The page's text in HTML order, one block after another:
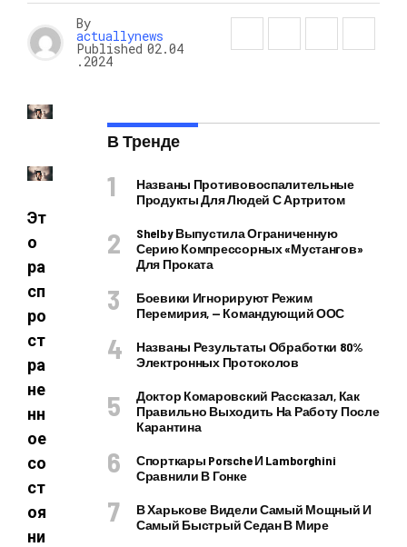
By
actuallynews
Published 02.04
.2024
Эт
о
ра
сп
ро
ст
ра
не
нн
ое
со
ст
оя
ни
В Тренде
Названы Противовоспалительные
Продукты Для Людей С Артритом
Shelby Выпустила Ограниченную
Серию Компрессорных «Мустангов»
Для Проката
Боевики Игнорируют Режим
Перемирия, — Командующий ООС
Названы Результаты Обработки 80%
Электронных Протоколов
Доктор Комаровский Рассказал, Как
Правильно Выходить На Работу После
Карантина
Спорткары Porsche И Lamborghini
Сравнили В Гонке
В Харькове Видели Самый Мощный И
Самый Быстрый Седан В Мире